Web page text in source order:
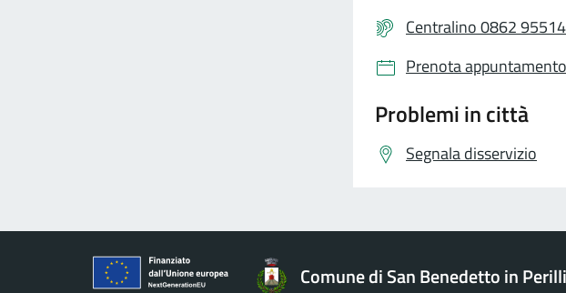
Centralino 0862
Prenota appuntamento
Problemi in città
Segnala disservizio
Comune di San Benedetto in